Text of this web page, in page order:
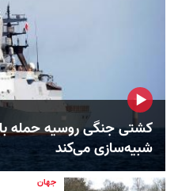
کشتی جنگی روسیه حمله
شبیه‌سازی می‌کند
جهان